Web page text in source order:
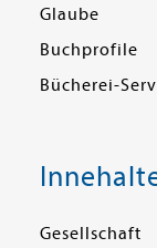
Glaube
Buchprofile
Bücherei-
Gesellschaft